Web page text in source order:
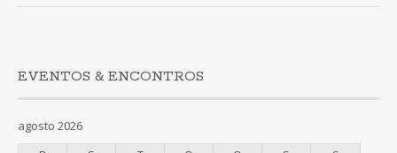
EVENTOS & ENCONTROS
agosto 2026